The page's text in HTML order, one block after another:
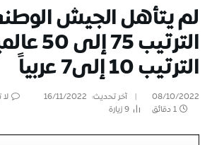
لم يتأهل الجيش
الترتيب
الترتيب 10 إلى7 عربياً
08/10/2022 آخر تحديث: 16/11/2022
1 دقائق
9زيارة